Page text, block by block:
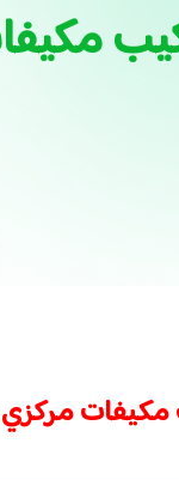
مركزي